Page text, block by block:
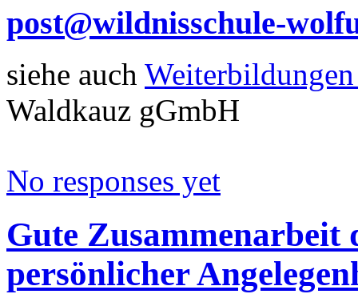
post@wildnisschule-
siehe auch
Waldkauz gGmbH
No responses yet
Gute Zusammenarbeit
persönlicher